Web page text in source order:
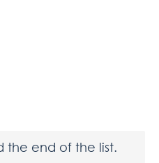
the end of the list.